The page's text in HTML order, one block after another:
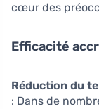
cœur des
Efficacité
Réduction du
: Dans de